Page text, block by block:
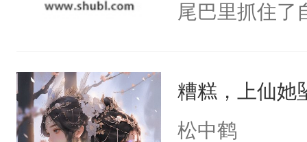
尾巴里抓住了
美好爱情，唯
无猜。传统的
糟糕，上仙她
松中鹤